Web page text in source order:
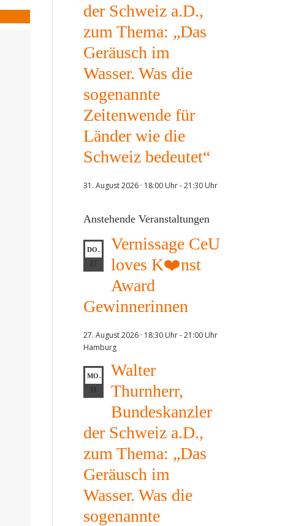
der Schweiz a.D.,
zum Thema: „Das
Geräusch im
Wasser. Was die
sogenannte
Zeitenwende für
Länder wie die
Schweiz bedeutet“
31. August 2026 · 18:00 Uhr-21:30 Uhr
Anstehende Veranstaltungen
DO.
27
Vernissage CeU
loves K❤️nst
Award
Gewinnerinnen
27. August 2026 · 18:30 Uhr-21:00 Uhr
Hamburg
MO.
Walter
Thurnherr,
Bundeskanzler
der Schweiz a.D.,
zum Thema: „Das
Geräusch im
Wasser. Was die
sogenannte